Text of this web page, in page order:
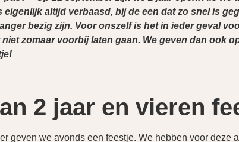
eigenlijk altijd verbaasd, bij de een dat zo snel is
bezig zijn. Voor onszelf is het in ieder geval
zomaar voorbij laten gaan. We geven dan ook
2 jaar en vieren
geven we avonds een feestje. We hebben voor deze